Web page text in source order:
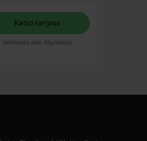
Katso tarjous
Voimassa asti: Käynnissä